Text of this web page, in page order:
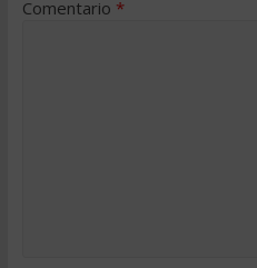
Comentario *